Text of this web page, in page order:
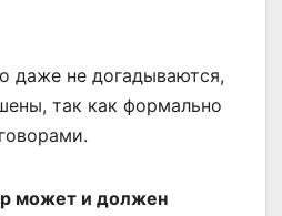
даже не догадываются,
так как формально
может и должен